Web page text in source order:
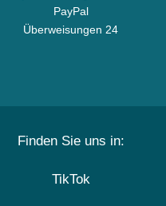
PayPal
Überweisungen 24
Finden Sie uns in:
TikTok